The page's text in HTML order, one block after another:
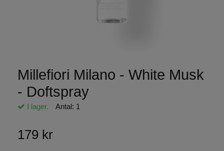
Millefiori Milano - White Musk
- Doftspray
I lager. Antal: 1
179 kr